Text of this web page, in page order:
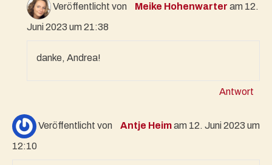
Veröffentlicht von Meike Hohenwarter am 12.
Juni 2023 um 21:38
danke, Andrea!
Antwort
Veröffentlicht von Antje Heimam 12. Juni 2023 um
12:10